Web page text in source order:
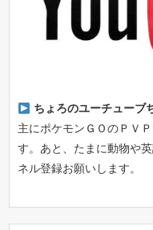
ちょろのユーチューブ
主にポケモンＧＯのＰＶ
す。あと、たまに動物や
ネル登録お願いします。